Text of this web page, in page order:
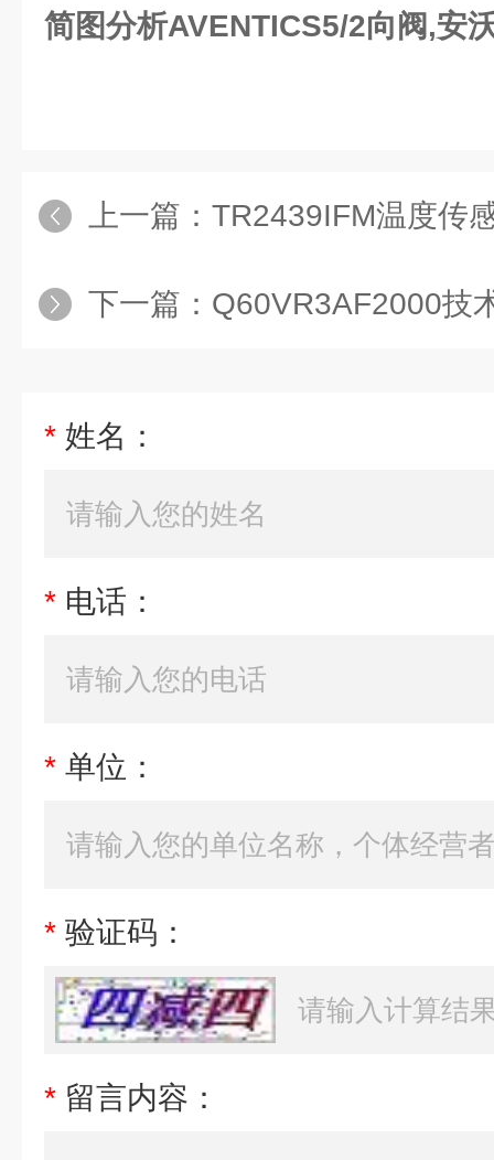
简图分析AVENTICS5/2向阀,安
上一篇： TR2439IFM温度传
下一篇： Q60VR3AF2000技术介绍邦
* 姓名：
* 电话：
* 单位：
* 验证码：
* 留言内容：